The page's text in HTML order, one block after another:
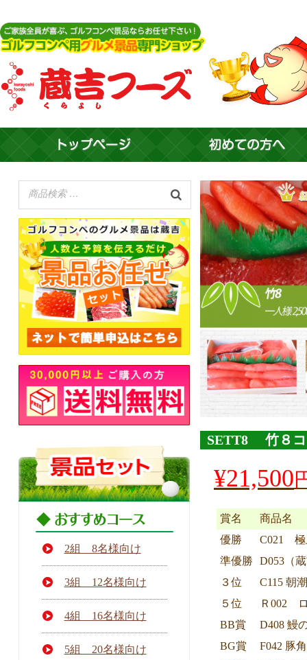
2組 8名様向け
3組 12名様向け
4組 16名様向け
5組 20名様向け
SETT8 竹８コ
の
¥22,200
た。
¥21,500
¥21,500
す。
賞名
商品名
優勝
C021 極
準優勝
D053（
３位
C115 朝
５位
Ｒ002
BB賞
D408 鰻
BG賞
F042 豚